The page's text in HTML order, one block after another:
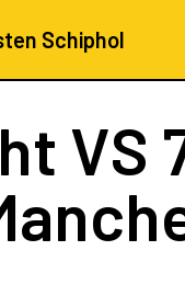
Schiphol
VS